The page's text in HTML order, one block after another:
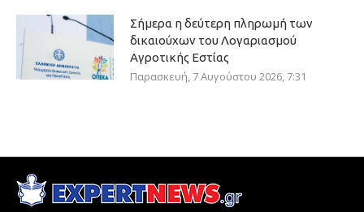
Σήμερα η δεύτερη πληρωμή των
δικαιούχων του Λογαριασμού
Αγροτικής Εστίας
Παρασκευή, 7 Αυγούστου 2026, 7:31